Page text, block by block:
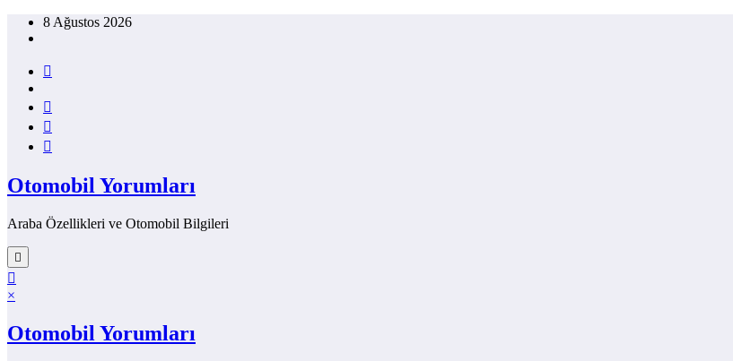
İçeriğe8 Ağustos 2026
Otomobil Yorumları
Araba Özellikleri ve Otomobil Bilgileri
×
Otomobil Yorumları